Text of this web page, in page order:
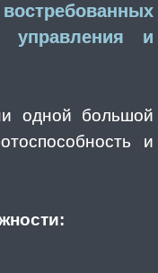
управления и
одной большой
и